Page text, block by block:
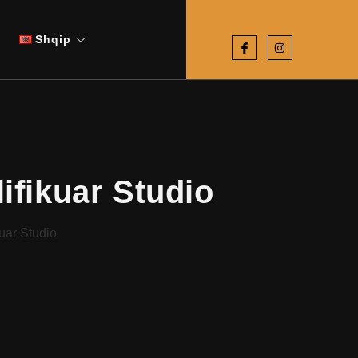
Shqip
Studio
Studio